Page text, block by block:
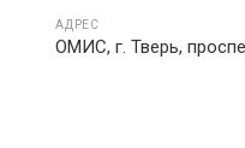
АДРЕС
ОМИС, г. Тверь,